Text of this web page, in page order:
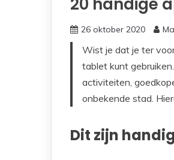
26 oktober 2020
Wist je dat je ter
tablet kunt
activiteiten,
onbekende stad.
Dit zijn